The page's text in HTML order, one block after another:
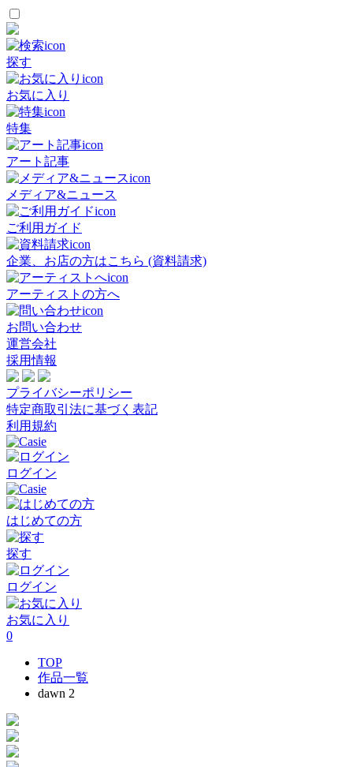
探す
お気に入り
特集
アート記事
メディア&ニュース
ご利用ガイド
企業、お店の方はこちら (資料請求)
アーティストの方へ
お問い合わせ
運営会社
採用情報
プライバシーポリシー
特定商取引法に基づく表記
利用規約
ログイン
はじめての方
探す
ログイン
お気に入り
0
TOP
作品一覧
dawn 2